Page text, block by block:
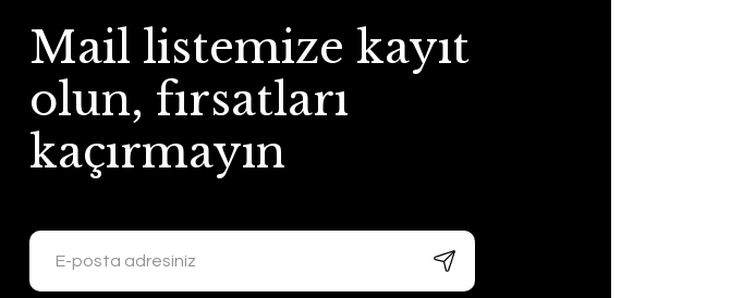
Mail listemize kayıt
olun, fırsatları
kaçırmayın